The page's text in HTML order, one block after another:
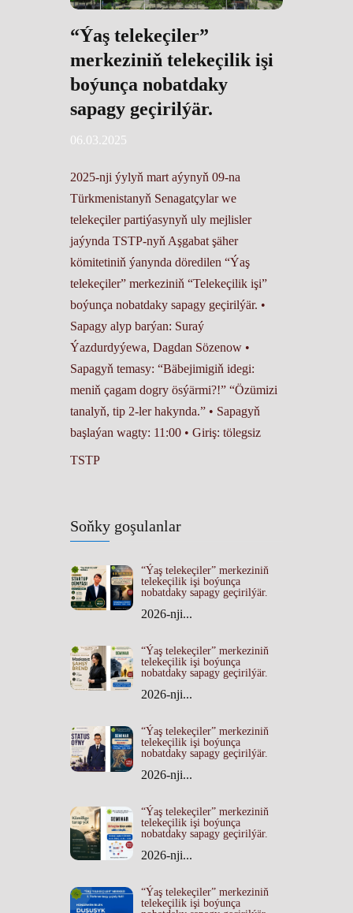
Soňky goşulanlar
“Ýaş telekeçiler” merkeziniň
telekeçilik işi boýunça
nobatdaky sapagy geçirilýär.
2026-nji...
“Ýaş telekeçiler” merkeziniň
telekeçilik işi boýunça
nobatdaky sapagy geçirilýär.
2026-nji...
“Ýaş telekeçiler” merkeziniň
telekeçilik işi boýunça
nobatdaky sapagy geçirilýär.
2026-nji...
“Ýaş telekeçiler” merkeziniň
telekeçilik işi boýunça
nobatdaky sapagy geçirilýär.
2026-nji...
“Ýaş telekeçiler” merkeziniň
telekeçilik işi boýunça
“Ýaş telekeçiler”
merkeziniň telekeçilik işi
boýunça nobatdaky
sapagy geçirilýär.
06.03.2025
2025-nji ýylyň mart aýynyň 09-na
Türkmenistanyň Senagatçylar we
telekeçiler partiýasynyň uly mejlisler
jaýynda TSTP-nyň Aşgabat şäher
kömitetiniň ýanynda döredilen “Ýaş
telekeçiler” merkeziniň “Telekeçilik işi”
boýunça nobatdaky sapagy geçirilýär. •
Sapagy alyp barýan: Suraý
Ýazdurdyýewa, Dagdan Sözenow •
Sapagyň temasy: “Bäbejimigiň idegi:
meniň çagam dogry ösýärmi?!” “Özümizi
tanalyň, tip 2-ler hakynda.” • Sapagyň
başlaýan wagty: 11:00 • Giriş: tölegsiz
TSTP